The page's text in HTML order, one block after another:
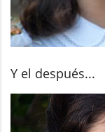
Y el después...